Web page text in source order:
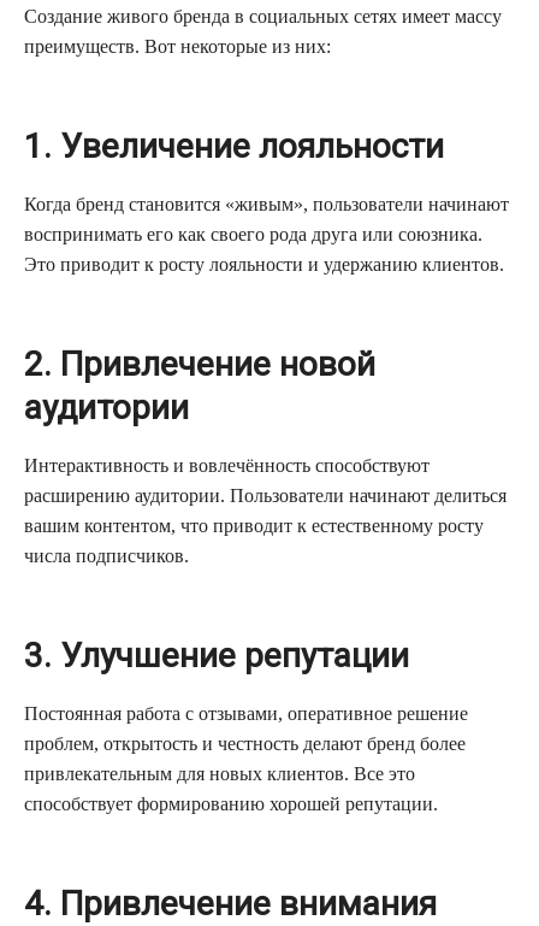
Создание живого бренда в социальных сетях имеет массу
преимуществ. Вот некоторые из них:
1. Увеличение лояльности
Когда бренд становится «живым», пользователи начинают
воспринимать его как своего рода друга или союзника.
Это приводит к росту лояльности и удержанию клиентов.
2. Привлечение новой
аудитории
Интерактивность и вовлечённость способствуют
расширению аудитории. Пользователи начинают делиться
вашим контентом, что приводит к естественному росту
числа подписчиков.
3. Улучшение репутации
Постоянная работа с отзывами, оперативное решение
проблем, открытость и честность делают бренд более
привлекательным для новых клиентов. Все это
способствует формированию хорошей репутации.
4. Привлечение внимания